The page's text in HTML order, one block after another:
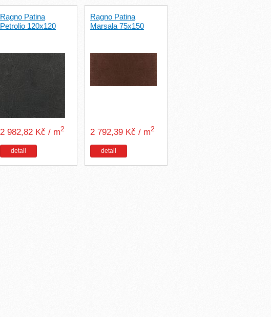
Ragno Patina
Petrolio 120x120
2 982,82 Kč / m2
detail
Ragno Patina
Marsala 75x150
2 792,39 Kč / m2
detail